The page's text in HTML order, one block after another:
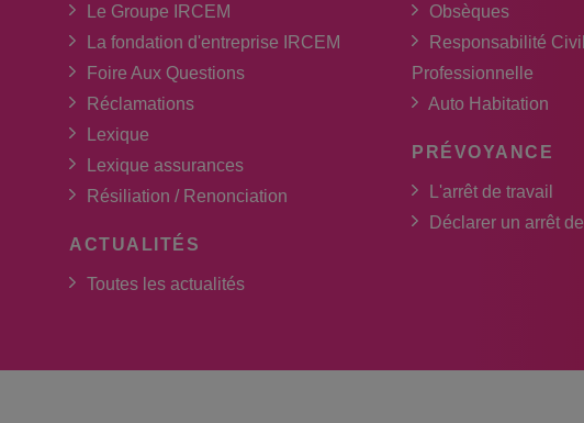
Le Groupe IRCEM
La fondation d'entreprise IRCEM
Foire Aux Questions
Réclamations
Lexique
Lexique assurances
Résiliation / Renonciation
ACTUALITÉS
Toutes les actualités
Obsèques
Responsabilité
Professionnelle
Auto Habitation
PRÉVOYANCE
L'arrêt de travail
Déclarer un arrêt